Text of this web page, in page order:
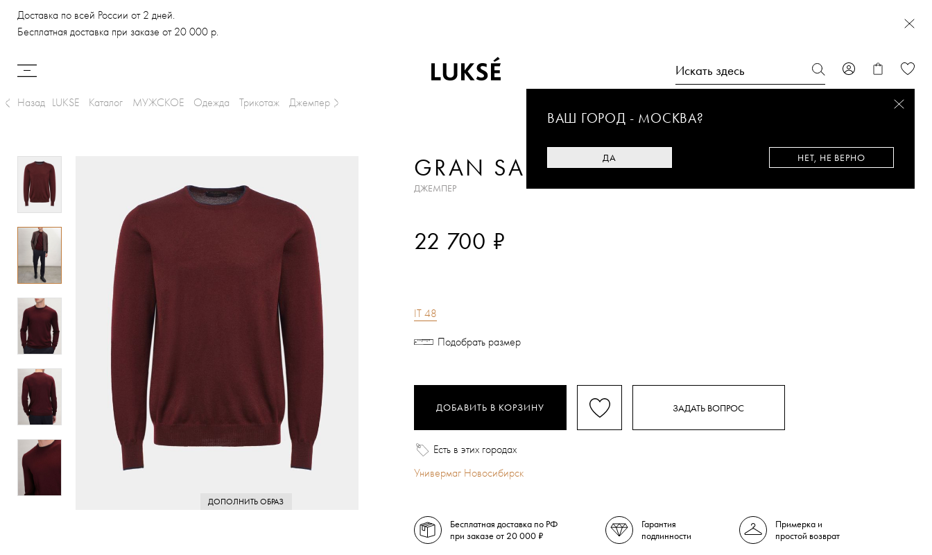
Доставка по всей России от 2 дней.
Бесплатная доставка при заказе от 20 000 р.
ВАШ ГОРОД - МОСКВА?
ДА НЕТ, НЕ ВЕРНО
Назад LUKSE Каталог МУЖСКОЕ Одежда Трикотаж Джемпер
ДОПОЛНИТЬ ОБРАЗ
GRAN SASSO
ДЖЕМПЕР
22 700 ₽
IT 48
Подобрать размер
ДОБАВИТЬ В КОРЗИНУ ЗАДАТЬ ВОПРОС
Есть в этих городах
Универмаг Новосибирск
Бесплатная доставка по РФ
при заказе от 20 000 ₽
Гарантия
подлинности
Примерка и
простой возврат